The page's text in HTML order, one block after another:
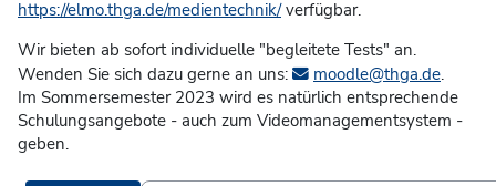
https://elmo.thga.de/medientechnik/verfügbar.
Wir bieten ab sofort individuelle "begleitete Tests" an.
Wenden Sie sich dazu gerne an uns:
moodle@thga.de.
Im Sommersemester 2023 wird es natürlich entsprechende
Schulungsangebote - auch zum Videomanagementsystem -
geben.